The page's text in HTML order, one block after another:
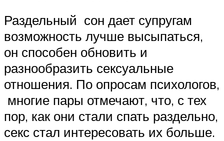
Раздельный сон дает супругам
возможность лучше высыпаться,
он способен обновить и
разнообразить сексуальные
отношения. По опросам психологов,
многие пары отмечают, что, с тех
пор, как они стали спать раздельно,
секс стал интересовать их больше.